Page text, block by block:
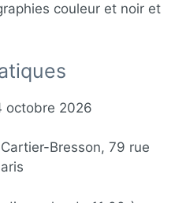
couleur et noir et
octobre 2026
Bresson, 79 rue